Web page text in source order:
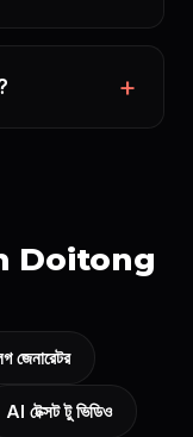
Doitong
জেনারেটর
AI টেক্সট টু ভিডিও